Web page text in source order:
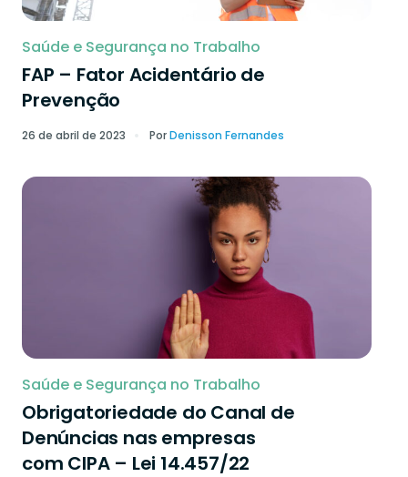
Saúde e Segurança no Trabalho
FAP – Fator Acidentário de
Prevenção
26 de abril de 2023 PorDenisson Fernandes
Saúde e Segurança no Trabalho
Obrigatoriedade do Canal de
Denúncias nas empresas
com CIPA – Lei 14.457/22